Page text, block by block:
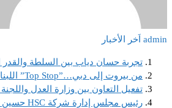
admin اَخر الأخبار
تجربة حسان دياب بين السلطة
من بيروت إلى دبي…”Top Stop” اللبنانية تقتحم المعارض الدولية
تفعيل التعاون بين وزارة العدل
رئيس مجلس إدارة شركة HSC حسين صالح:* نتمسّك باليد العاملة اللبنانية ونصر على استقطابها لأنها ضمانة استمرارنا ونجاحنا كخلية نحل لا تهدأ